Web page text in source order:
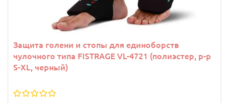
Защита голени и стопы для единоборств
чулочного типа FISTRAGE VL-4721 (полиэстер, р-р
S-XL, черный)